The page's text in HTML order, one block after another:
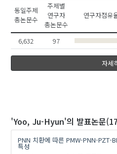
이지영
Lee, Jie-Young
동일주제
총논문수
주제별
연구자
총논문수
연구자점유
6,632 97
자세
'Yoo, Ju-Hyun'의 발표논문
PNN 치환에 따른 PMW-PNN-PZT-
특성